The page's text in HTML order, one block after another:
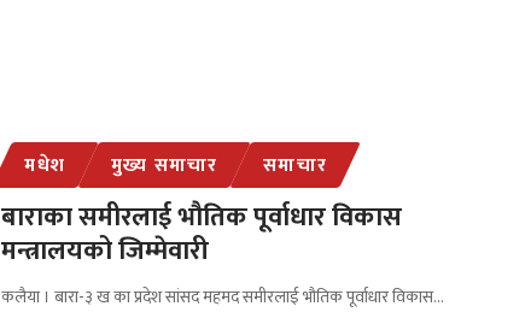
मधेश मुख्य समाचार समाचार
बाराका समीरलाई भौतिक पूर्वाधार विकास
मन्त्रालयको जिम्मेवारी
कलैया । बारा-३ ख का प्रदेश सांसद महमद समीरलाई भौतिक पूर्वाधार विकास…